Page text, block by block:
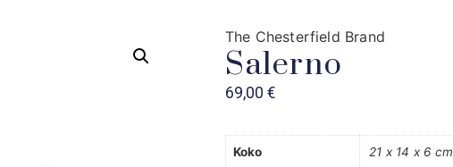
The Chesterfield Brand
Salerno
69,00 €
Koko 21 x 14 x 6 cm